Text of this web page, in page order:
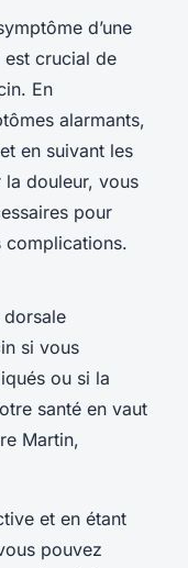
d’une
crucial de
En
alarmants,
en suivant les
douleur, vous
pour
complications.
dorsale
si vous
ou si la
santé en vaut
Martin,
et en étant
pouvez